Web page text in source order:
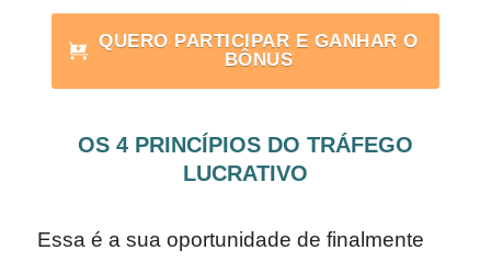
QUERO PARTICIPAR E GANHAR O
BÔNUS
OS 4 PRINCÍPIOS DO TRÁFEGO
LUCRATIVO
Essa é a sua oportunidade de finalmente